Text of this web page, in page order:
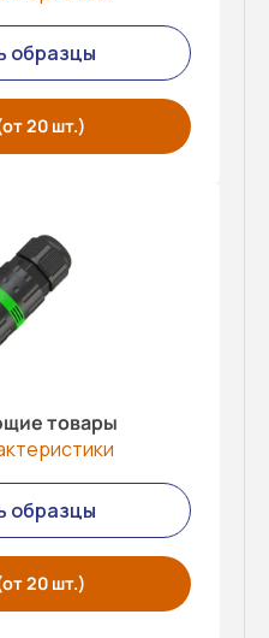
образцы
20 шт.)
товары
образцы
20 шт.)